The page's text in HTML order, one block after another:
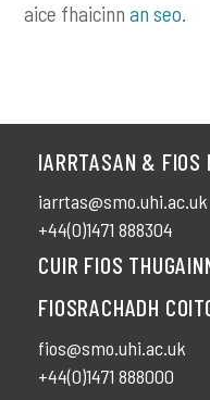
aice fhaicinnan seo.
IARRTASAN & FIOS
iarrtas@smo.uhi.ac.uk
+44(0)1471 888304
CUIR FIOS
FIOSRACHADH
fios@smo.uhi.ac.uk
+44(0)1471 888000